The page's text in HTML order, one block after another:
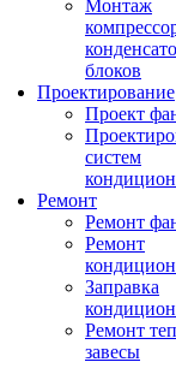
Монтаж
блоков
Проектирование
Проект
систем
Ремонт
Ремонт
Ремонт
Заправка
Ремонт
завесы